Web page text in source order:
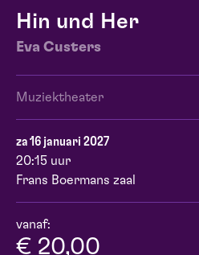
Hin und Her
Eva Custers
Muziektheater
za 16 januari 2027
20:15 uur
Frans Boermans zaal
vanaf:
€ 20,00